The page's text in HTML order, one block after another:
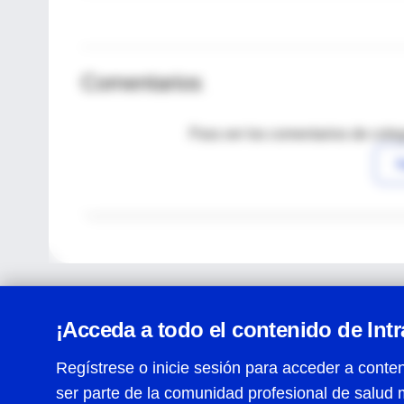
Comentarios
Para ver los comentarios de
¡Acceda a todo el contenido de
Regístrese o inicie sesión para acceder a
ser parte de la comunidad profesional de salud
Centro de Ayuda